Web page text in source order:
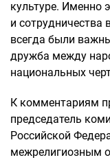
культуре. Именно
и сотрудничества
всегда были
дружба между
национальных
К комментариям
председатель
Российской
межрелигиозным